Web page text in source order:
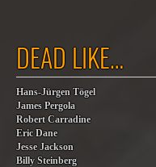
DEAD LIKE…
Hans-Jürgen Tögel
James Pergola
Robert Carradine
Eric Dane
Jesse Jackson
Billy Steinberg